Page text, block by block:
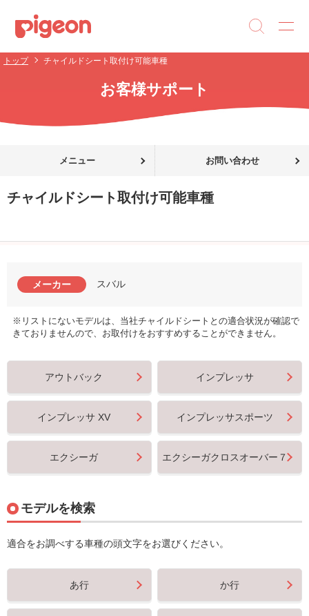
トップ チャイルドシート取付け可能車種
お客様サポート
メニュー お問い合わせ
チャイルドシート取付け可能車種
メーカー スバル
※リストにないモデルは、当社チャイルドシートとの適合状況が確認で
きておりませんので、お取付けをおすすめすることができません。
アウトバック インプレッサ
インプレッサ XV インプレッサスポーツ
エクシーガ エクシーガクロスオーバー７
モデルを検索
適合をお調べする車種の頭文字をお選びください。
あ行 か行